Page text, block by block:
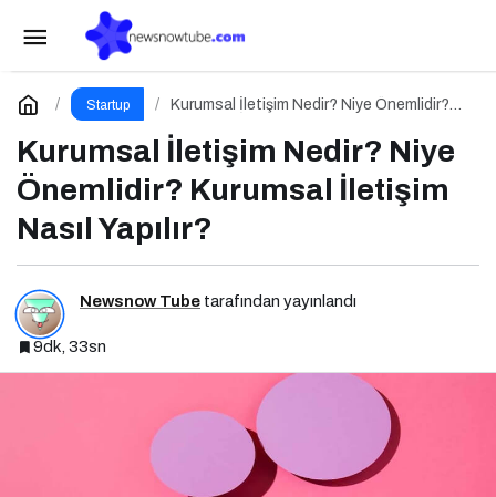
Startup
Kurumsal İletişim Nedir? Niye Önemlidir?
Kurumsal İletişim Nedir? Niye
Önemlidir? Kurumsal İletişim
Nasıl Yapılır?
Newsnow Tube tarafından yayınlandı
9dk, 33sn
Marka İletişimi Nedir? Niye Önemlidir? Marka
İletişimi Nasıl Yapılır?
Yorum Yap